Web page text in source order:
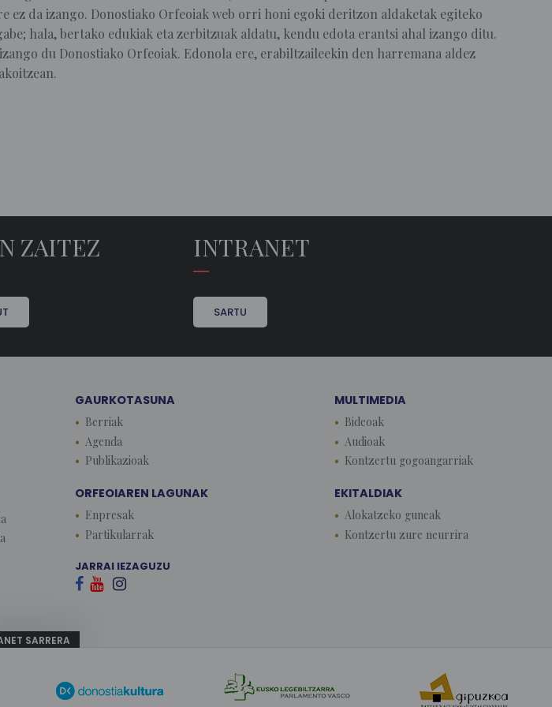
ez da izango. Donostiako Orfeoiak web orri honi egoki deritzon aldaketak egiteko
hala, bertako edukiak eta zerbitzuak aldatu, kendu edota erantsi ahal izango ditu.
du Donostiako Orfeoiak. Edonola ere, erabiltzaileekin den harremana aldez
ZAITEZ INTRANET
SARTU
GAURKOTASUNA
Berriak
Agenda
Publikazioak
MULTIMEDIA
Bideoak
Audioak
Kontzertu gogoangarriak
ORFEOIAREN LAGUNAK
Enpresak
Partikularrak
EKITALDIAK
Alokatzeko guneak
Kontzertu zure neurrira
JARRAI IEZAGUZU
  
SARRERA